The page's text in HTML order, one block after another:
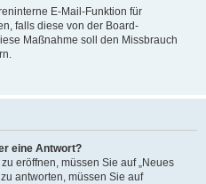
E-Mail-Funktion für
falls diese von der Board-
Maßnahme soll den Missbrauch
eine Antwort?
eröffnen, müssen Sie auf „Neues
antworten, müssen Sie auf